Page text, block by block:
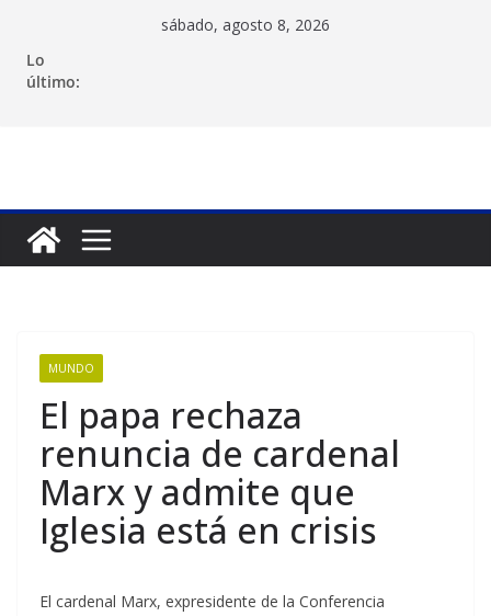
contenido
sábado, agosto 8, 2026
Lo
último:
MUNDO
El papa rechaza
renuncia de cardenal
Marx y admite que
Iglesia está en crisis
El cardenal Marx, expresidente de la Conferencia